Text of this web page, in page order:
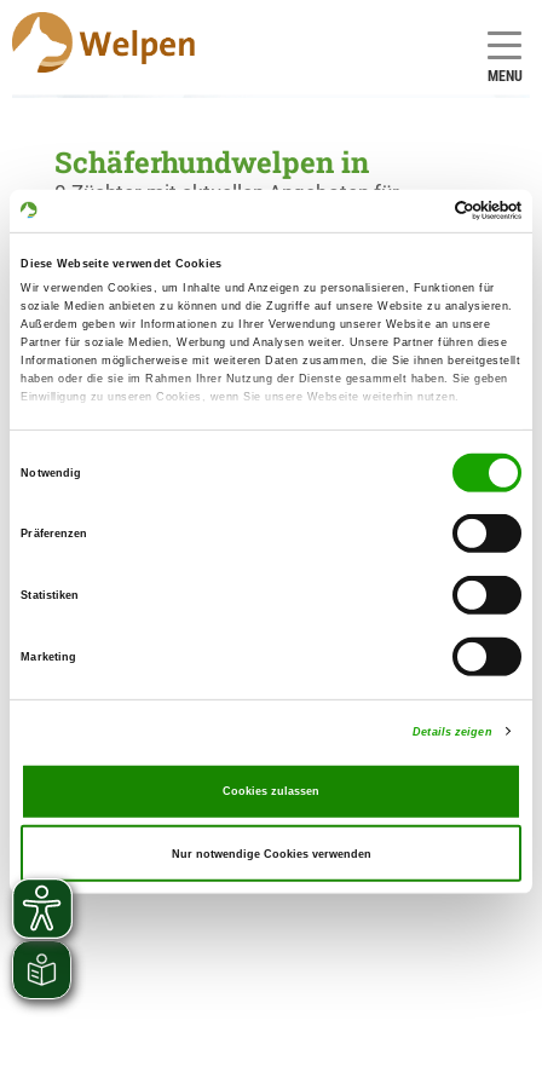
Diese Webseite verwendet Cookies
Wir verwenden Cookies, um Inhalte und Anzeigen zu personalisieren, Funktionen für
soziale Medien anbieten zu können und die Zugriffe auf unsere Website zu analysieren.
Außerdem geben wir Informationen zu Ihrer Verwendung unserer Website an unsere
Partner für soziale Medien, Werbung und Analysen weiter. Unsere Partner führen diese
Informationen möglicherweise mit weiteren Daten zusammen, die Sie ihnen bereitgestellt
haben oder die sie im Rahmen Ihrer Nutzung der Dienste gesammelt haben. Sie geben
Einwilligung zu unseren Cookies, wenn Sie unsere Webseite weiterhin nutzen.
Notwendig
Präferenzen
Statistiken
Marketing
Details zeigen
Cookies zulassen
Nur notwendige Cookies verwenden
MENU
Schäferhundwelpen in
0 Züchter mit aktuellen Angeboten für